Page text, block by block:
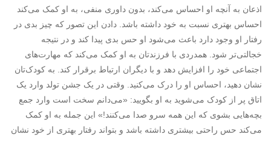
اذعان به آنچه او احساس می‌کند، بدون داوری منفی، به او کمک می‌کند
احساس بهتری نسبت به خود داشته باشد. دادن این تصور که چیز بدی در
رفتار او وجود دارد باعث می‌شود او حس بدی پیدا کند و در نتیجه
خجالتی‌تر شود. همدردی با فرزندتان به او کمک می‌کند که مهارت‌های
اجتماعی خود را افزایش دهد و با دیگران ارتباط برقرار کند. به کودک‌تان
نشان دهید، احساس او را درک می‌کنید. وقتی در یک جشن تولد وارد یک
اتاق پر از کودک می‌شوید به او بگویید: «می‌دانم سخت است وارد جمع
بچه‌هایی بشوی که این همه سرو صدا می‌کنند!» این جمله به او کمک
می‌کند حس راحتی بیشتری داشته باشد و بتواند رفتار بهتری از خود نشان